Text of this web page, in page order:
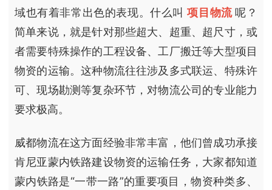
域也有着非常出色的表现。什么叫项目物流呢？
简单来说，就是针对那些超大、超重、超尺寸，或
者需要特殊操作的工程设备、工厂搬迁等大型项目
物资的运输。这种物流往往涉及多式联运、特殊许
可、现场勘测等复杂环节，对物流公司的专业能力
要求极高。
威都物流在这方面经验非常丰富，他们曾成功承接
肯尼亚蒙内铁路建设物资的运输任务，大家都知道
蒙内铁路是“一带一路”的重要项目，物资种类多、